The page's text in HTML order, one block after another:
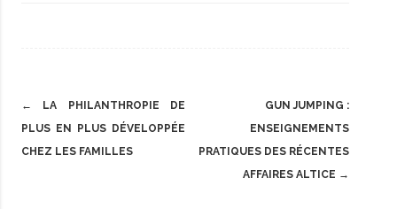
Post
navigation
←
LA PHILANTHROPIE DE
PLUS EN PLUS DÉVELOPPÉE
CHEZ LES FAMILLES
GUN JUMPING :
ENSEIGNEMENTS
PRATIQUES DES RÉCENTES
AFFAIRES ALTICE →